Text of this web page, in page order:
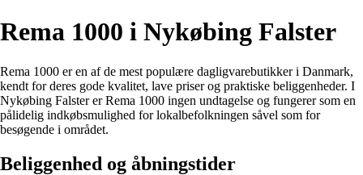
Rema 1000 i Nykøbing Falster
Rema 1000 er en af de mest populære dagligvarebutikker i Danmark,
kendt for deres gode kvalitet, lave priser og praktiske beliggenheder. I
Nykøbing Falster er Rema 1000 ingen undtagelse og fungerer som en
pålidelig indkøbsmulighed for lokalbefolkningen såvel som for
besøgende i området.
Beliggenhed og åbningstider